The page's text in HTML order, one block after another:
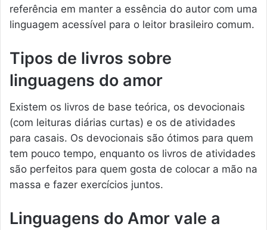
referência em manter a essência do autor com uma
linguagem acessível para o leitor brasileiro comum.
Tipos de livros sobre
linguagens do amor
Existem os livros de base teórica, os devocionais
(com leituras diárias curtas) e os de atividades
para casais. Os devocionais são ótimos para quem
tem pouco tempo, enquanto os livros de atividades
são perfeitos para quem gosta de colocar a mão na
massa e fazer exercícios juntos.
Linguagens do Amor vale a